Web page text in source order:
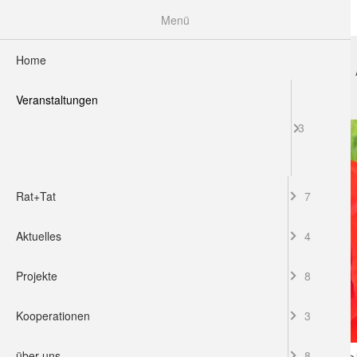
Menü
Home
Veranstaltungen
3
Rat+Tat 7
Aktuelles 4
Projekte 8
Kooperationen 3